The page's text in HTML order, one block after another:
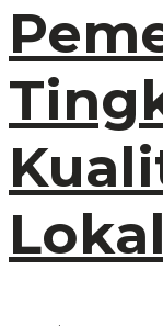
Lokal